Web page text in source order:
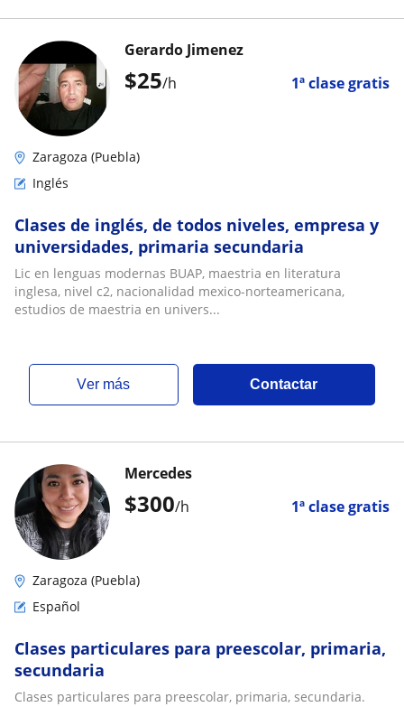
$25/h 1ª clase gratis
Gerardo Jimenez
Zaragoza (Puebla)
Inglés
Clases de inglés, de todos niveles, empresa y
universidades, primaria secundaria
Lic en lenguas modernas BUAP, maestria en literatura
inglesa, nivel c2, nacionalidad mexico-norteamericana,
estudios de maestria en univers...
ver más Contactar
$300/h 1ª clase gratis
Mercedes
Zaragoza (Puebla)
Español
Clases particulares para preescolar, primaria,
secundaria
Clases particulares para preescolar, primaria, secundaria.